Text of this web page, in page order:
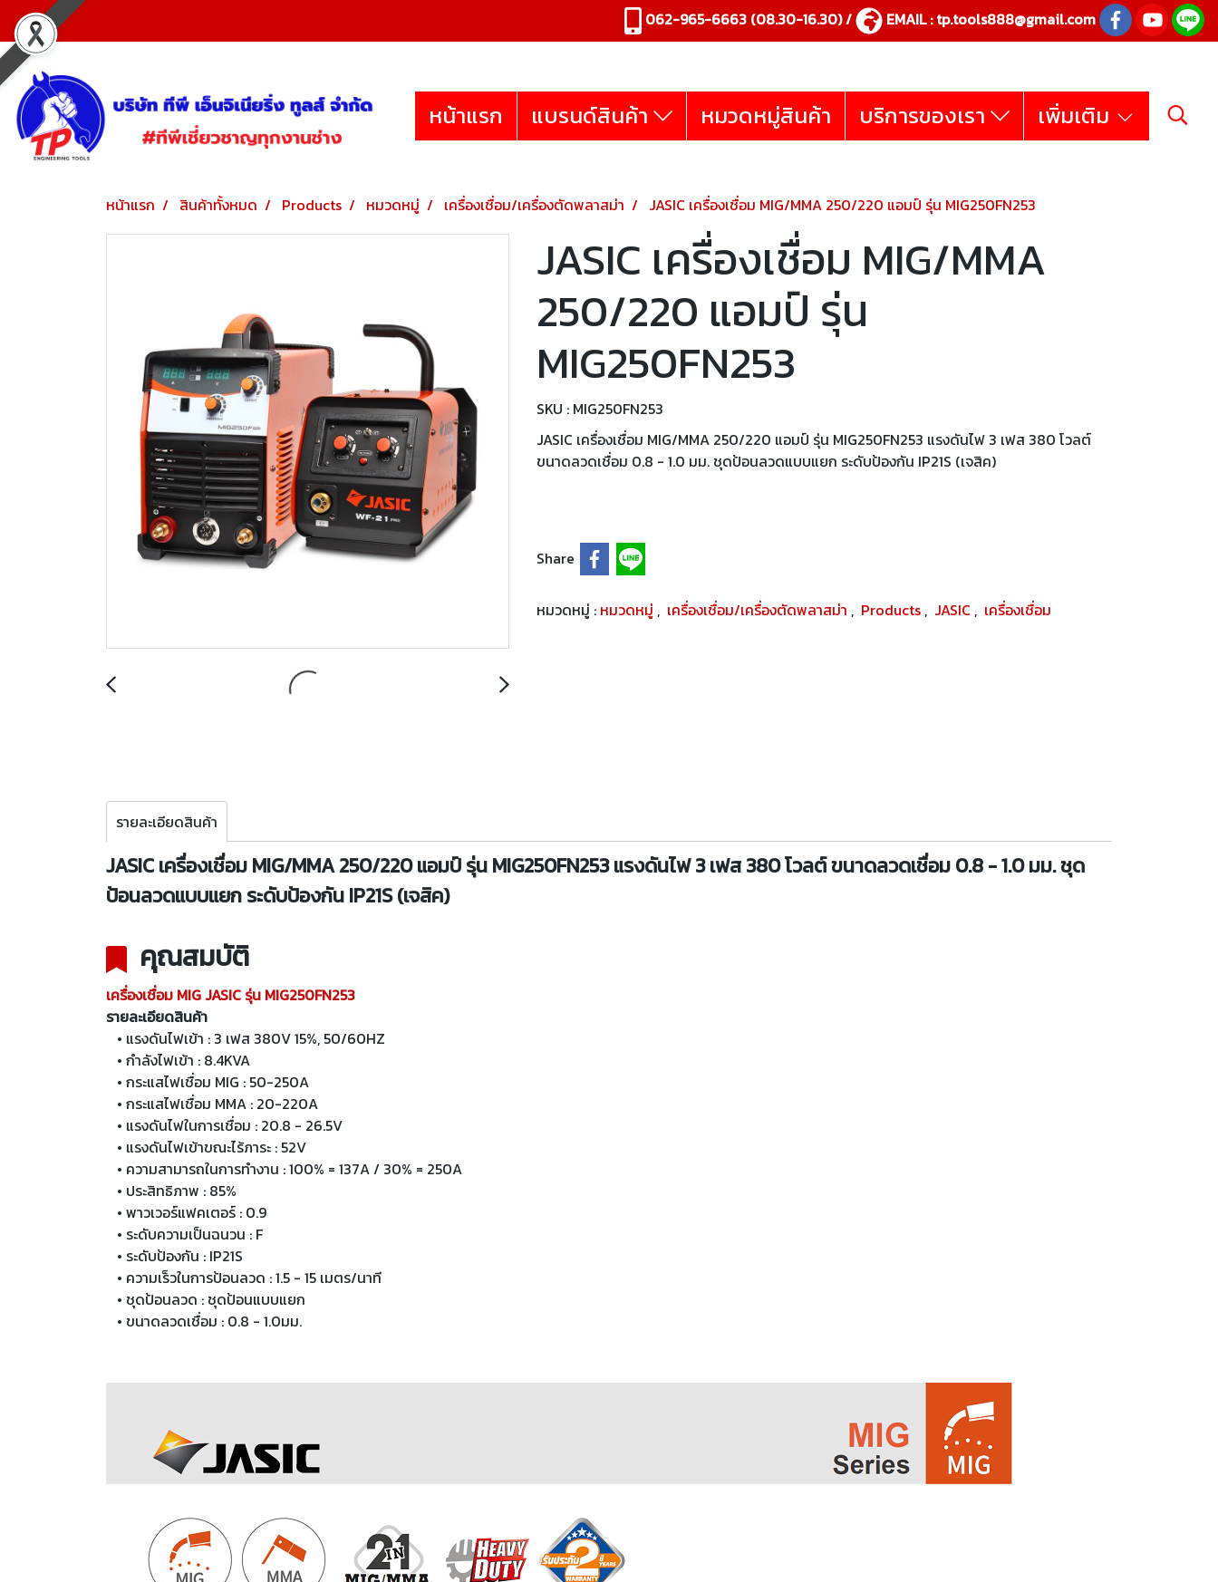
062-965-6663 (08.30-16.30) / EMAIL :tp.tools888@gmail.com
หน้าแรก แบรนด์สินค้า หมวดหมู่สินค้า บริการของเรา เพิ่มเติม
หน้าแรก สินค้าทั้งหมด Products หมวดหมู่ เครื่องเชื่อม/เครื่องตัดพลาสม่า JASIC เครื่องเชื่อม MIG/MMA 250/220 แอมป์ รุ่น MIG250FN253
JASIC เครื่องเชื่อม MIG/MMA
250/220 แอมป์ รุ่น
MIG250FN253
SKU : MIG250FN253
JASIC เครื่องเชื่อม MIG/MMA 250/220 แอมป์ รุ่น MIG250FN253 แรงดันไฟ 3 เฟส 380 โวลต์
ขนาดลวดเชื่อม 0.8 - 1.0 มม. ชุดป้อนลวดแบบแยก ระดับป้องกัน IP21S (เจสิค)
Share
หมวดหมู่ : หมวดหมู่ , เครื่องเชื่อม/เครื่องตัดพลาสม่า , Products , JASIC , เครื่องเชื่อม
รายละเอียดสินค้า
JASIC เครื่องเชื่อม MIG/MMA 250/220 แอมป์ รุ่น MIG250FN253 แรงดันไฟ 3 เฟส 380 โวลต์ ขนาดลวดเชื่อม 0.8 - 1.0 มม. ชุด
ป้อนลวดแบบแยก ระดับป้องกัน IP21S (เจสิค)
คุณสมบัติ
เครื่องเชื่อม MIG JASIC รุ่น MIG250FN253
รายละเอียดสินค้า
• แรงดันไฟเข้า : 3 เฟส 380V 15%, 50/60HZ
• กำลังไฟเข้า : 8.4KVA
• กระแสไฟเชื่อม MIG : 50-250A
• กระแสไฟเชื่อม MMA : 20-220A
• แรงดันไฟในการเชื่อม : 20.8 - 26.5V
• แรงดันไฟเข้าขณะไร้ภาระ : 52V
• ความสามารถในการทำงาน : 100% = 137A / 30% = 250A
• ประสิทธิภาพ : 85%
• พาวเวอร์แฟคเตอร์ : 0.9
• ระดับความเป็นฉนวน : F
• ระดับป้องกัน : IP21S
• ความเร็วในการป้อนลวด : 1.5 - 15 เมตร/นาที
• ชุดป้อนลวด : ชุดป้อนแบบแยก
• ขนาดลวดเชื่อม : 0.8 - 1.0มม.